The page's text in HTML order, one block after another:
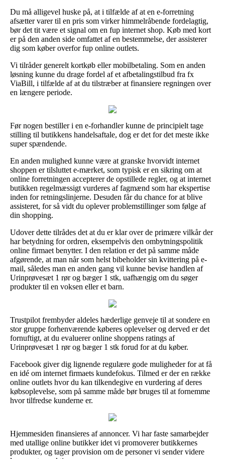
Du må alligevel huske på, at i tilfælde af at en e-forretning
afsætter varer til en pris som virker himmelråbende fordelagtig,
bør det tit være et signal om en fup internet shop. Køb med kort
er på den anden side omfattet af en bestemmelse, der assisterer
dig som køber overfor fup online outlets.
Vi tilråder generelt kortkøb eller mobilbetaling. Som en anden
løsning kunne du drage fordel af et afbetalingstilbud fra fx
ViaBill, i tilfælde af at du tilstræber at finansiere regningen over
en længere periode.
Før nogen bestiller i en e-forhandler kunne de principielt tage
stilling til butikkens handelsaftale, dog er det for det meste ikke
super spændende.
En anden mulighed kunne være at granske hvorvidt internet
shoppen er tilsluttet e-mærket, som typisk er en sikring om at
online forretningen accepterer de opstillede regler, og at internet
butikken regelmæssigt vurderes af fagmænd som har ekspertise
inden for retningslinjerne. Desuden får du chance for at blive
assisteret, for så vidt du oplever problemstillinger som følge af
din shopping.
Udover dette tilrådes det at du er klar over de primære vilkår der
har betydning for ordren, eksempelvis den ombytningspolitik
online firmaet benytter. I den relation er det på samme måde
afgørende, at man når som helst bibeholder sin kvittering på e-
mail, således man en anden gang vil kunne bevise handlen af
Urinprøvesæt 1 rør og bæger 1 stk, uafhængig om du søger
produkter til en voksen eller et barn.
Trustpilot frembyder aldeles hæderlige genveje til at sondere en
stor gruppe forhenværende køberes oplevelser og derved er det
fornuftigt, at du evaluerer online shoppens ratings af
Urinprøvesæt 1 rør og bæger 1 stk forud for at du køber.
Facebook giver dig lignende regulære gode muligheder for at få
en idé om internet firmaets kundefokus. Tilmed er der en række
online outlets hvor du kan tilkendegive en vurdering af deres
købsoplevelse, som på samme måde bør bruges til at fornemme
hvor tilfredse kunderne er.
Hjemmesiden finansieres af annoncer. Vi har faste samarbejder
med utallige online butikker idet vi promoverer butikkernes
produkter, og tager provision om de personer vi sender videre